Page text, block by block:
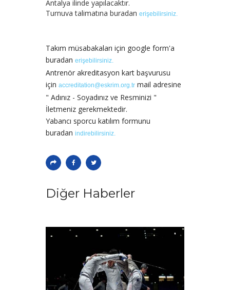
Antalya ilinde yapılacaktır.
Turnuva talimatına buradan erişebilirsiniz.
Takım müsabakaları için google form'a
buradan erişebilirsiniz.
Antrenör akreditasyon kart başvurusu
için accreditation@eskrim.org.tr mail adresine
" Adınız - Soyadınız ve Resminizi "
İletmeniz gerekmektedir.
Yabancı sporcu katılım formunu
buradan indirebilirsiniz.
Diğer Haberler